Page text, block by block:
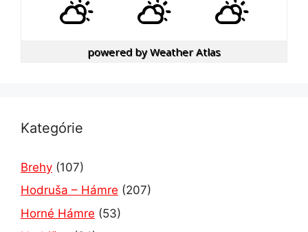
powered byWeather Atlas
Kategórie
Brehy (107)
Hodruša – Hámre (207)
Horné Hámre (53)